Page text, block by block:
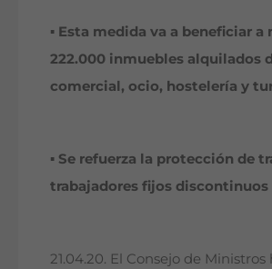
▪ Esta medida va a beneficiar a
222.000 inmuebles alquilados
comercial, ocio, hostelería y
▪ Se refuerza la protección de
trabajadores fijos discontinuos
21.04.20. El Consejo de Ministros